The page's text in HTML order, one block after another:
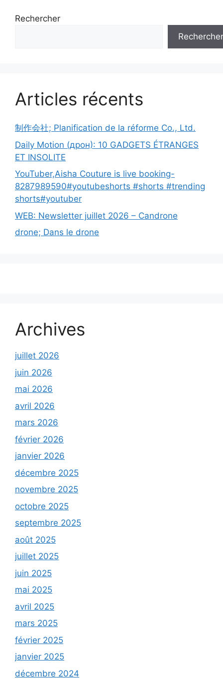
Rechercher
Rechercher
Articles récents
制作会社; Planification de la réforme Co., Ltd.
Daily Motion (дрон): 10 GADGETS ÉTRANGES
ET INSOLITE
YouTuber,Aisha Couture is live booking-
8287989590#youtubeshorts #shorts #trending
shorts#youtuber
WEB: Newsletter juillet 2026 – Candrone
drone; Dans le drone
Archives
juillet 2026
juin 2026
mai 2026
avril 2026
mars 2026
février 2026
janvier 2026
décembre 2025
novembre 2025
octobre 2025
septembre 2025
août 2025
juillet 2025
juin 2025
mai 2025
avril 2025
mars 2025
février 2025
janvier 2025
décembre 2024